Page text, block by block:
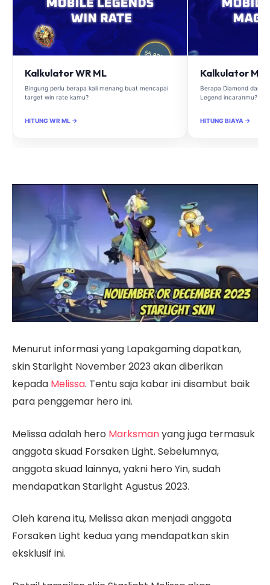
Kalkulator WR ML
Bingung perlu berapa kali menang buat mencapai
target win rate kamu?
HITUNG WR ML →
Kalkulator
Berapa Diamond dan
Legend incaranmu?
HITUNG BIAYA →
Menurut informasi yang Lapakgaming dapatkan,
skin Starlight November 2023 akan diberikan
kepada Melissa. Tentu saja kabar ini disambut baik
para penggemar hero ini.
Melissa adalah hero Marksmanyang juga termasuk
anggota skuad Forsaken Light. Sebelumnya,
anggota skuad lainnya, yakni hero Yin, sudah
mendapatkan Starlight Agustus 2023.
Oleh karena itu, Melissa akan menjadi anggota
Forsaken Light kedua yang mendapatkan skin
eksklusif ini.